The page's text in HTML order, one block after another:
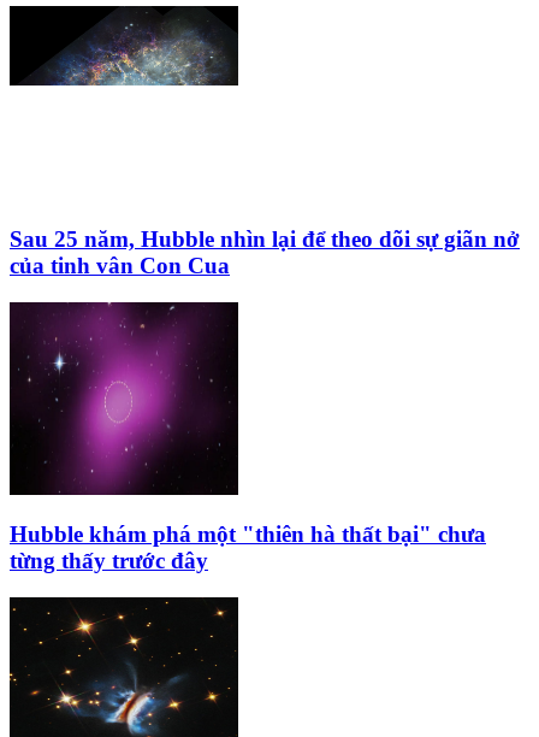
Sau 25 năm, Hubble nhìn lại để theo dõi sự giãn nở
của tinh vân Con Cua
Hubble khám phá một "thiên hà thất bại" chưa
từng thấy trước đây